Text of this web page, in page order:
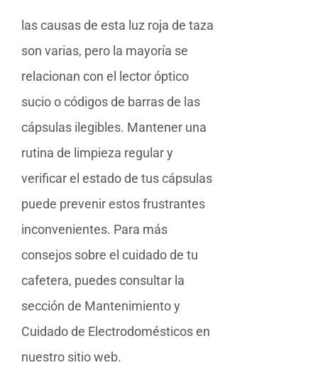
las causas de esta luz roja de taza
son varias, pero la mayoría se
relacionan con el lector óptico
sucio o códigos de barras de las
cápsulas ilegibles. Mantener una
rutina de limpieza regular y
verificar el estado de tus cápsulas
puede prevenir estos frustrantes
inconvenientes. Para más
consejos sobre el cuidado de tu
cafetera, puedes consultar la
sección de Mantenimiento y
Cuidado de Electrodomésticos en
nuestro sitio web.